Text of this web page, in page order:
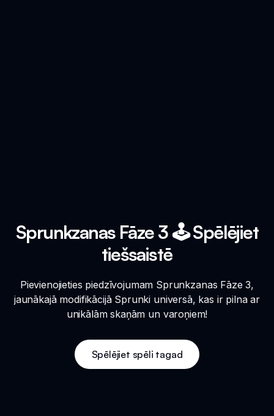
Sprunkzanas Fāze 3 🕹️ Spēlējiet
tiešsaistē
Pievienojieties piedzīvojumam Sprunkzanas Fāze 3,
jaunākajā modifikācijā Sprunki universā, kas ir pilna ar
unikālām skaņām un varoņiem!
Spēlējiet spēli tagad